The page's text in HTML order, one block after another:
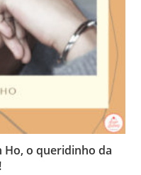
Ho, o queridinho da